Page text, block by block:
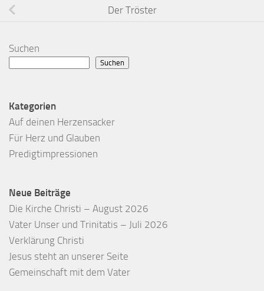
Der Tröster
Suchen
Suchen
Kategorien
Auf deinen Herzensacker
Für Herz und Glauben
Predigtimpressionen
Neue Beiträge
Die Kirche Christi – August 2026
Vater Unser und Trinitatis – Juli 2026
Verklärung Christi
Jesus steht an unserer Seite
Gemeinschaft mit dem Vater